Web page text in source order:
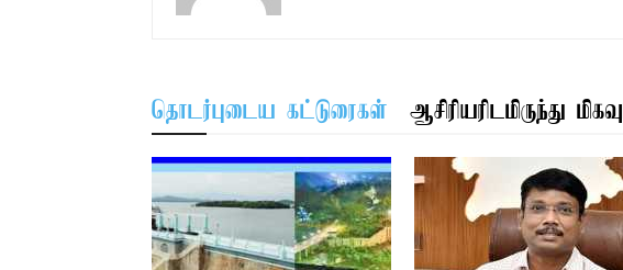
தொடர்புடைய கட்டுரைகள் ஆசிரியரிடமிருந்து